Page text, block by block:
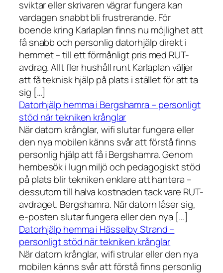
sviktar eller skrivaren vägrar fungera kan
vardagen snabbt bli frustrerande. För
boende kring Karlaplan finns nu möjlighet att
få snabb och personlig datorhjälp direkt i
hemmet – till ett förmånligt pris med RUT-
avdrag. Allt fler hushåll runt Karlaplan väljer
att få teknisk hjälp på plats i stället för att ta
sig […]
Datorhjälp hemma i Bergshamra – personligt
stöd när tekniken krånglar
När datorn krånglar, wifi slutar fungera eller
den nya mobilen känns svår att förstå finns
personlig hjälp att få i Bergshamra. Genom
hembesök i lugn miljö och pedagogiskt stöd
på plats blir tekniken enklare att hantera –
dessutom till halva kostnaden tack vare RUT-
avdraget. Bergshamra. När datorn låser sig,
e-posten slutar fungera eller den nya […]
Datorhjälp hemma i Hässelby Strand –
personligt stöd när tekniken krånglar
När datorn krånglar, wifi strular eller den nya
mobilen känns svår att förstå finns personlig